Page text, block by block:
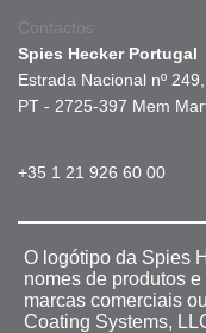
Contactos
Spies Hecker Portugal
Estrada Nacional nº
PT - 2725-397 Mem
+35 1 21 926 60 00
O logótipo da Spies
nomes de produtos
marcas comerciais
Coating Systems,